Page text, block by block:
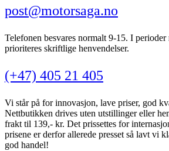
post@motorsaga.no
Telefonen besvares normalt 9-15. I perioder
prioriteres skriftlige henvendelser.
(+47) 405 21 405
Vi står på for innovasjon, lave priser, god
Nettbutikken drives uten utstillinger eller
frakt til 139,- kr. Det prissettes for
prisene er derfor allerede presset så lavt vi
god handel!